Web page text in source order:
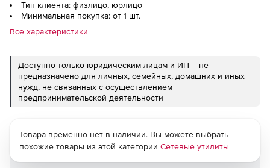
Тип клиента: физлицо, юрлицо
Минимальная покупка: от 1 шт.
Все характеристики
Доступно только юридическим лицам и ИП – не
предназначено для личных, семейных, домашних и иных
нужд, не связанных с осуществлением
предпринимательской деятельности
Товара временно нет в наличии. Вы можете выбрать
похожие товары из этой категории Сетевые утилиты